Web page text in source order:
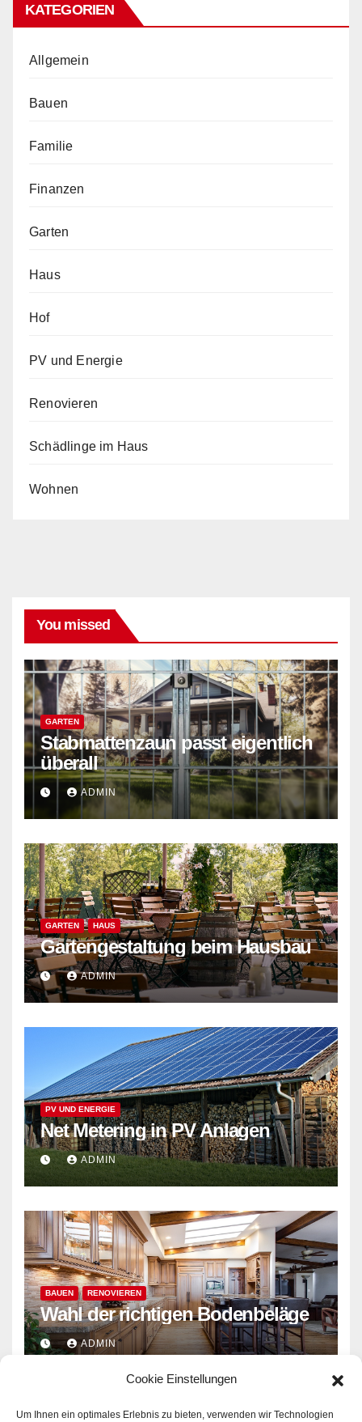
Cookie Einstellungen
Um Ihnen ein optimales Erlebnis zu bieten, verwenden wir Technologien
KATEGORIEN
Allgemein
Bauen
Familie
Finanzen
Garten
Haus
Hof
PV und Energie
Renovieren
Schädlinge im Haus
Wohnen
You missed
GARTEN
Stabmattenzaun passt eigentlich
überall
ADMIN
GARTEN HAUS
Gartengestaltung beim Hausbau
ADMIN
PV UND ENERGIE
Net Metering in PV Anlagen
ADMIN
BAUEN RENOVIEREN
Wahl der richtigen Bodenbeläge
ADMIN